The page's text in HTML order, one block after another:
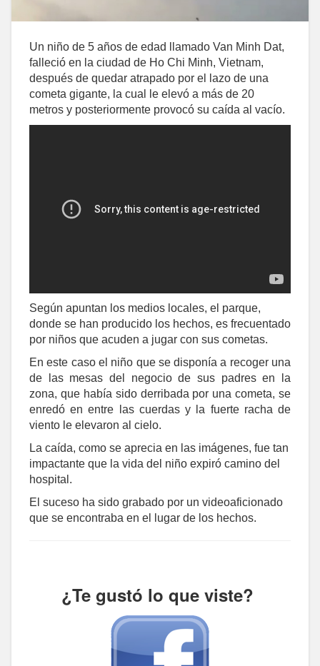
Un niño de 5 años de edad llamado Van Minh Dat,
falleció en la ciudad de Ho Chi Minh, Vietnam,
después de quedar atrapado por el lazo de una
cometa gigante, la cual le elevó a más de 20
metros y posteriormente provocó su caída al vacío.
Según apuntan los medios locales, el parque,
donde se han producido los hechos, es frecuentado
por niños que acuden a jugar con sus cometas.
En este caso el niño que se disponía a recoger una
de las mesas del negocio de sus padres en la
zona, que había sido derribada por una cometa, se
enredó en entre las cuerdas y la fuerte racha de
viento le elevaron al cielo.
La caída, como se aprecia en las imágenes, fue tan
impactante que la vida del niño expiró camino del
hospital.
El suceso ha sido grabado por un videoaficionado
que se encontraba en el lugar de los hechos.
¿Te gustó lo que viste?